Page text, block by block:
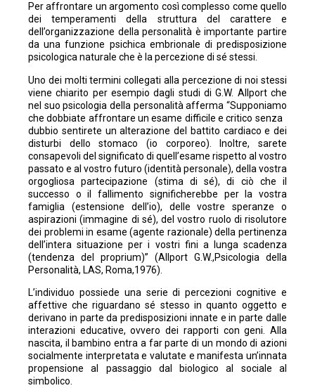
Per affrontare un argomento così complesso come quello
dei temperamenti della struttura del carattere e
dell’organizzazione della personalità è importante partire
da una funzione psichica embrionale di predisposizione
psicologica naturale che è la percezione di sé stessi.
Uno dei molti termini collegati alla percezione di noi stessi
viene chiarito per esempio dagli studi di G.W. Allport che
nel suo psicologia della personalità afferma “Supponiamo
che dobbiate affrontare un esame difficile e critico senza
dubbio sentirete un alterazione del battito cardiaco e dei
disturbi dello stomaco (io corporeo). Inoltre, sarete
consapevoli del significato di quell’esame rispetto al vostro
passato e al vostro futuro (identità personale), della vostra
orgogliosa partecipazione (stima di sé), di ciò che il
successo o il fallimento significherebbe per la vostra
famiglia (estensione dell’io), delle vostre speranze o
aspirazioni (immagine di sé), del vostro ruolo di risolutore
dei problemi in esame (agente razionale) della pertinenza
dell’intera situazione per i vostri fini a lunga scadenza
(tendenza del proprium)” (Allport G.W.,Psicologia della
Personalità, LAS, Roma,1976).
L’individuo possiede una serie di percezioni cognitive e
affettive che riguardano sé stesso in quanto oggetto e
derivano in parte da predisposizioni innate e in parte dalle
interazioni educative, ovvero dei rapporti con geni. Alla
nascita, il bambino entra a far parte di un mondo di azioni
socialmente interpretata e valutate e manifesta un’innata
propensione al passaggio dal biologico al sociale al
simbolico.